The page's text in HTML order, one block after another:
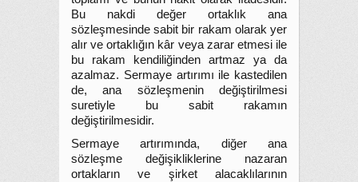
Bu nakdi değer ortaklık ana
sözleşmesinde sabit bir rakam olarak yer
alır ve ortaklığın kâr veya zarar etmesi ile
bu rakam kendiliğinden artmaz ya da
azalmaz. Sermaye artırımı ile kastedilen
de, ana sözleşmenin değiştirilmesi
suretiyle bu sabit rakamın
değiştirilmesidir.
Sermaye artırımında, diğer ana
sözleşme değişikliklerine nazaran
ortakların ve şirket alacaklılarının